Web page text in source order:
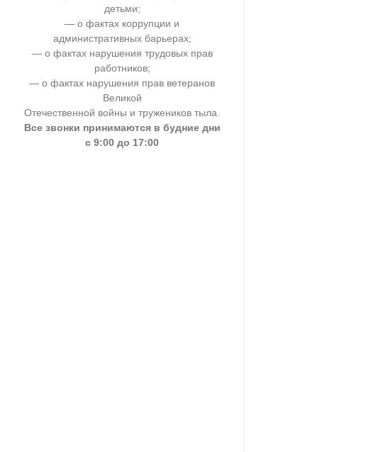
детьми;
— о фактах коррупции и
административных барьерах;
— о фактах нарушения трудовых прав
работников;
— о фактах нарушения прав ветеранов
Великой
Отечественной войны и тружеников тыла.
Все звонки принимаются в будние дни
с 9:00 до 17:00